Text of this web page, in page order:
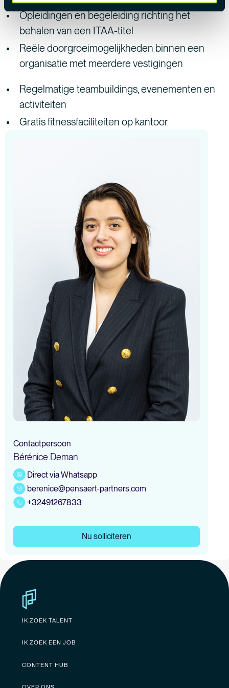
Opleidingen en begeleiding richting het
behalen van een ITAA-titel
Reële doorgroeimogelijkheden binnen een
organisatie met meerdere vestigingen
Regelmatige teambuildings, evenementen en
activiteiten
Gratis fitnessfaciliteiten op kantoor
Contactpersoon
Bérénice Deman
Direct via Whatsapp
berenice@pensaert-partners.com
+32491267833
Nu solliciteren
IK ZOEK TALENT
IK ZOEK EEN JOB
CONTENT HUB